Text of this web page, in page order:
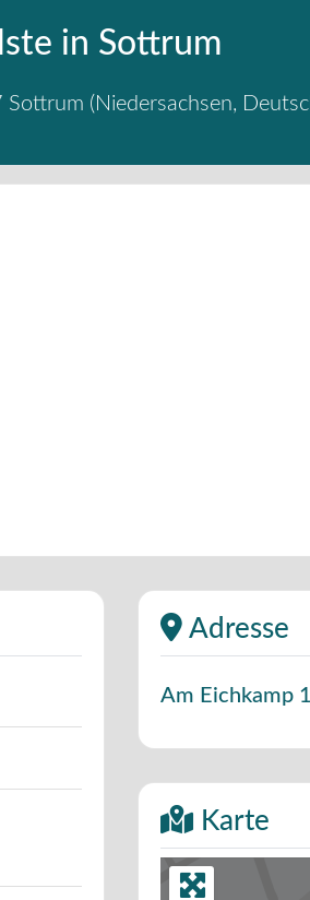
in Sottrum
Sottrum ( Niedersachsen,
Adresse
Am Eichkamp
Karte